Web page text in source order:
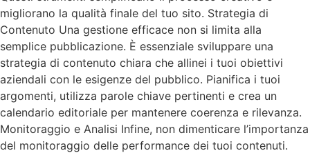
migliorano la qualità finale del tuo sito. Strategia di
Contenuto Una gestione efficace non si limita alla
semplice pubblicazione. È essenziale sviluppare una
strategia di contenuto chiara che allinei i tuoi obiettivi
aziendali con le esigenze del pubblico. Pianifica i tuoi
argomenti, utilizza parole chiave pertinenti e crea un
calendario editoriale per mantenere coerenza e rilevanza.
Monitoraggio e Analisi Infine, non dimenticare l’importanza
del monitoraggio delle performance dei tuoi contenuti.